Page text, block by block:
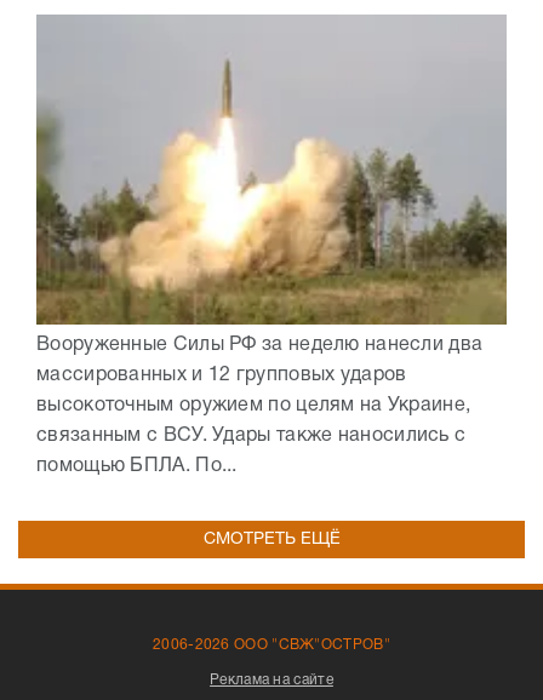
Вооруженные Силы РФ за неделю нанесли два
массированных и 12 групповых ударов
высокоточным оружием по целям на Украине,
связанным с ВСУ. Удары также наносились с
помощью БПЛА. По...
СМОТРЕТЬ ЕЩЁ
2006-2026 ООО "СВЖ"ОСТРОВ"
Реклама на сайте